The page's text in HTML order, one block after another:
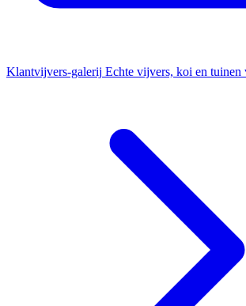
Klantvijvers-galerij Echte vijvers, koi en tuinen